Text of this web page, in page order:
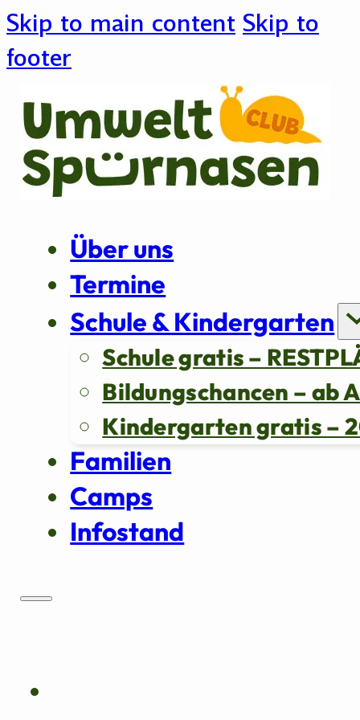
Skip to main content Skip to
footer
Über uns
Termine
Schule & Kindergarten
Schule gratis –
Bildungschancen – ab
Kindergarten gratis –
Familien
Camps
Infostand